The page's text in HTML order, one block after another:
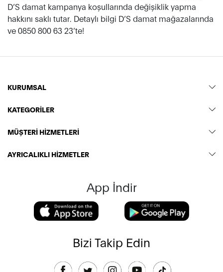
D’S damat kampanya koşullarında değişiklik yapma
hakkını saklı tutar. Detaylı bilgi D’S damat mağazalarında
ve 0850 800 63 23’te!
KURUMSAL
KATEGORİLER
MÜŞTERİ HİZMETLERİ
AYRICALIKLI HİZMETLER
App İndir
Bizi Takip Edin